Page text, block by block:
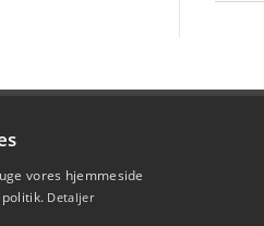
vores hjemmeside
Detaljer